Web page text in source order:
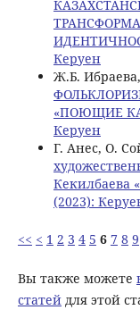
Керуен
Ж.Б.
«ПОЮЩИЕ
Керуен
Г. Анес, О.
Кекилбаева
(2023):
<< < 1 2 3 4 5 6 7 8 9
Вы также можете
статейдля этой